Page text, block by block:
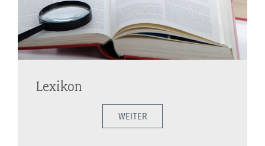
Lexikon
WEITER